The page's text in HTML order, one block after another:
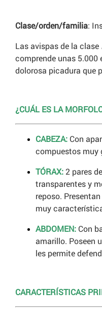
Clase/orden/familia:
Las avispas de la clase
comprende unas 5.000
dolorosa picadura que
¿CUÁL ES LA
CABEZA: Con
compuestos muy
TÓRAX:2 pares
transparentes y
reposo.
muy
ABDOMEN: Con
amarillo. Poseen
les permite
CARACTERÍSTICAS